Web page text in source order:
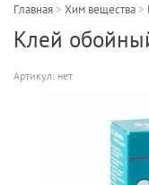
Главная > Хим вещества >
Клей
Артикул: нет